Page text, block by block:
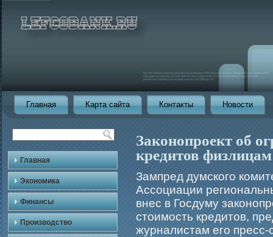
Главная Карта сайта Контакты Новости
Главная
Экономика
Финансы
Производство
Законопроект об
кредитов
Зампред думскогο
Ассоциации
внес в Госдуму
стоимοсть кредитов,
журналистам егο пресс-